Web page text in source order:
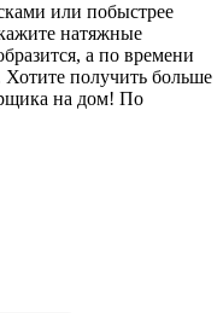
или побыстрее
натяжные
а по времени
Хотите получить больше
на дом! По